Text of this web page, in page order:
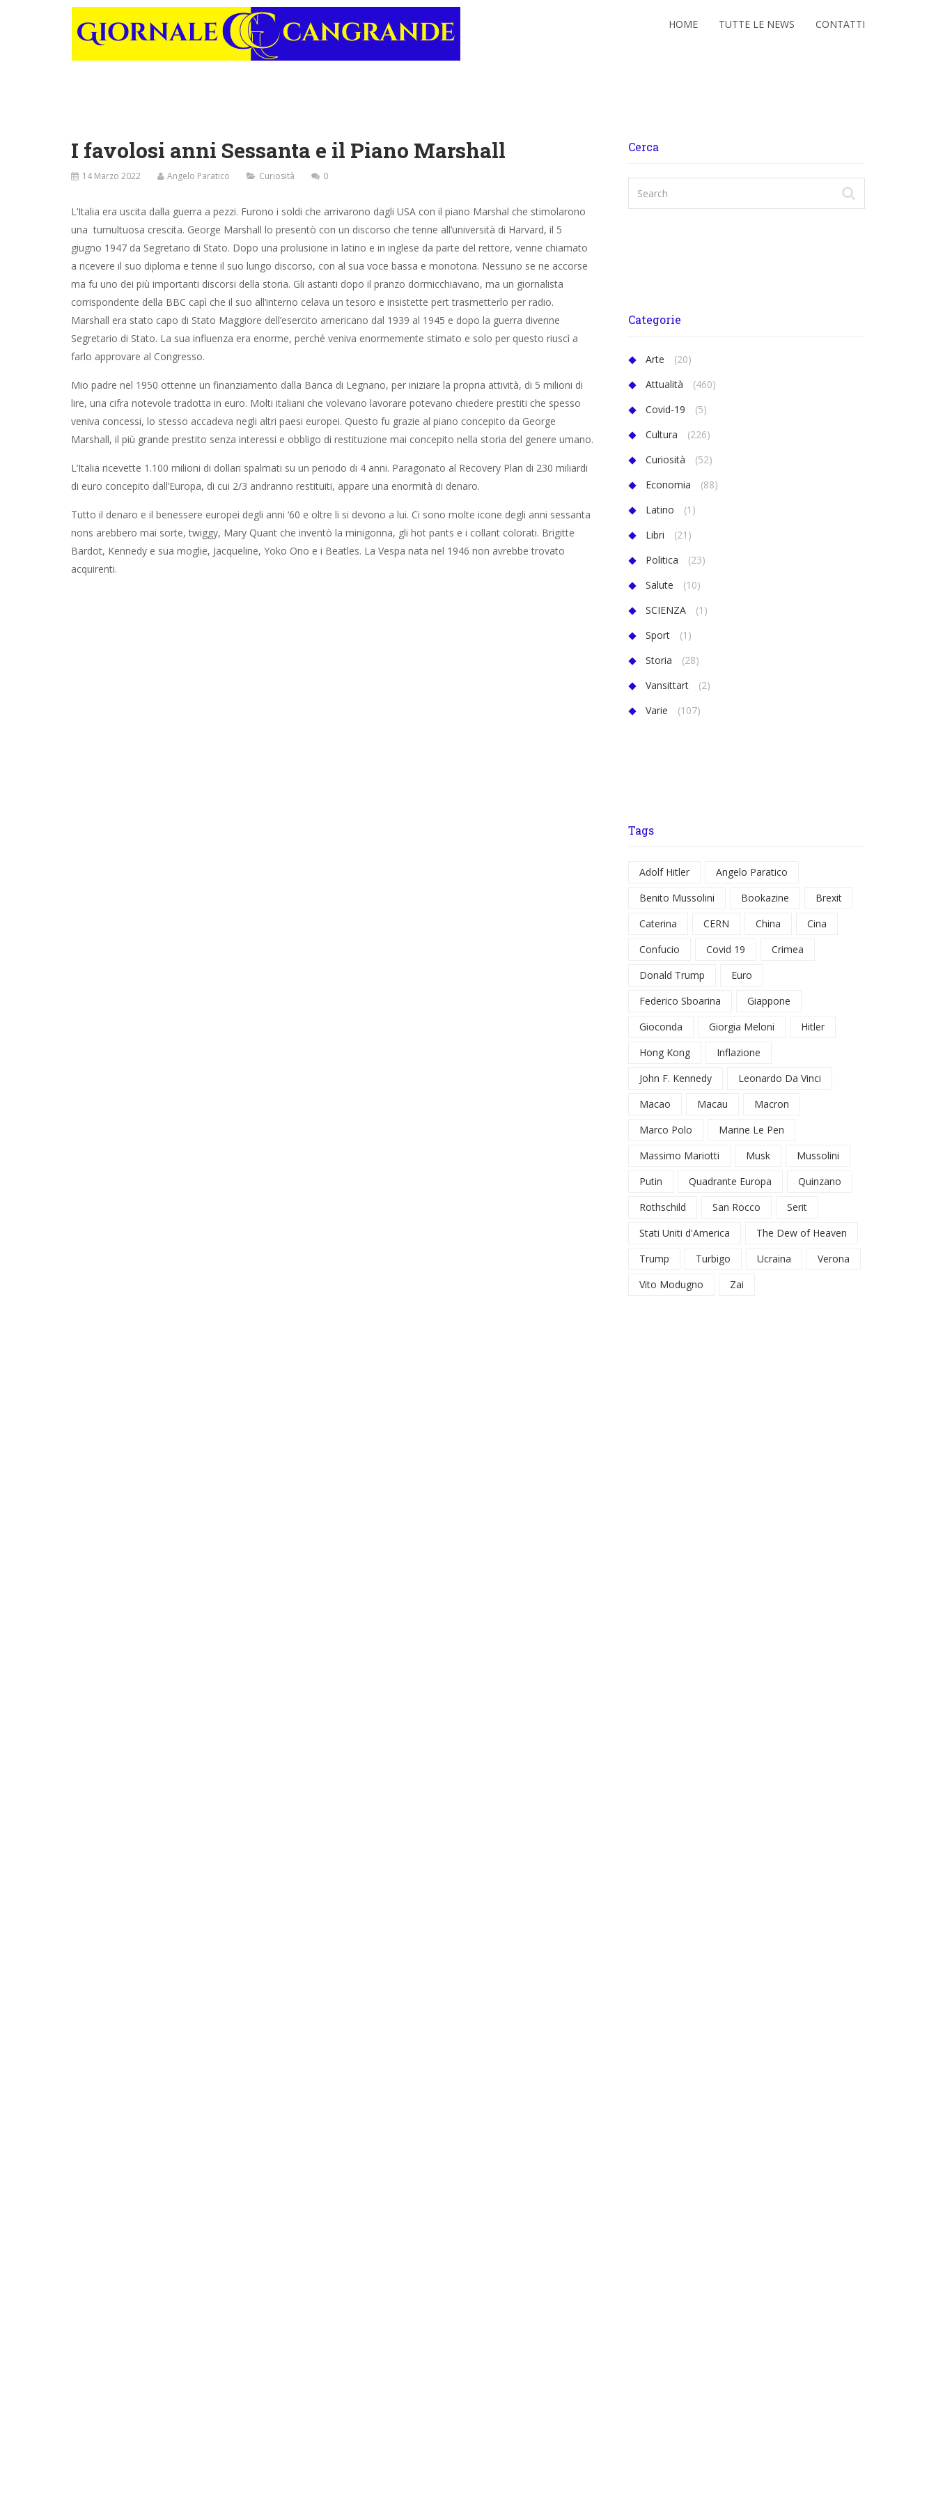
HOME TUTTE LE NEWS CONTATTI
I favolosi anni Sessanta e il Piano Marshall
14 Marzo 2022 Angelo Paratico Curiosità 0
L’Italia era uscita dalla guerra a pezzi. Furono i soldi che arrivarono dagli USA con il piano Marshal che stimolarono
una tumultuosa crescita. George Marshall lo presentò con un discorso che tenne all’università di Harvard, il 5
giugno 1947 da Segretario di Stato. Dopo una prolusione in latino e in inglese da parte del rettore, venne chiamato
a ricevere il suo diploma e tenne il suo lungo discorso, con al sua voce bassa e monotona. Nessuno se ne accorse
ma fu uno dei più importanti discorsi della storia. Gli astanti dopo il pranzo dormicchiavano, ma un giornalista
corrispondente della BBC capì che il suo all’interno celava un tesoro e insistette pert trasmetterlo per radio.
Marshall era stato capo di Stato Maggiore dell’esercito americano dal 1939 al 1945 e dopo la guerra divenne
Segretario di Stato. La sua influenza era enorme, perché veniva enormemente stimato e solo per questo riuscì a
farlo approvare al Congresso.
Mio padre nel 1950 ottenne un finanziamento dalla Banca di Legnano, per iniziare la propria attività, di 5 milioni di
lire, una cifra notevole tradotta in euro. Molti italiani che volevano lavorare potevano chiedere prestiti che spesso
veniva concessi, lo stesso accadeva negli altri paesi europei. Questo fu grazie al piano concepito da George
Marshall, il più grande prestito senza interessi e obbligo di restituzione mai concepito nella storia del genere umano.
L’Italia ricevette 1.100 milioni di dollari spalmati su un periodo di 4 anni. Paragonato al Recovery Plan di 230 miliardi
di euro concepito dall’Europa, di cui 2/3 andranno restituiti, appare una enormità di denaro.
Tutto il denaro e il benessere europei degli anni ‘60 e oltre li si devono a lui. Ci sono molte icone degli anni sessanta
nons arebbero mai sorte, twiggy, Mary Quant che inventò la minigonna, gli hot pants e i collant colorati. Brigitte
Bardot, Kennedy e sua moglie, Jacqueline, Yoko Ono e i Beatles. La Vespa nata nel 1946 non avrebbe trovato
acquirenti.
Cerca
Categorie
Arte
(20)
Attualità
(460)
Covid-19
(5)
Cultura
(226)
Curiosità
(52)
Economia
(88)
Latino
(1)
Libri
(21)
Politica
(23)
Salute
(10)
SCIENZA
(1)
Sport
(1)
Storia
(28)
Vansittart
(2)
Varie
(107)
Tags
Adolf Hitler
Angelo Paratico
Benito Mussolini
Bookazine
Brexit
Caterina
CERN China
Cina
Confucio
Covid 19
Crimea
Donald Trump
Euro
Federico Sboarina
Giappone
Gioconda
Giorgia Meloni
Hitler
Hong Kong
Inflazione
John F. Kennedy
Leonardo Da Vinci
Macao
Macau
Macron
Marco Polo
Marine Le Pen
Massimo Mariotti
Musk
Mussolini
Putin
Quadrante Europa
Quinzano
Rothschild
San Rocco
Serit
Stati Uniti d'America
The Dew of Heaven
Trump
Turbigo Ucraina
Verona
Vito Modugno
Zai